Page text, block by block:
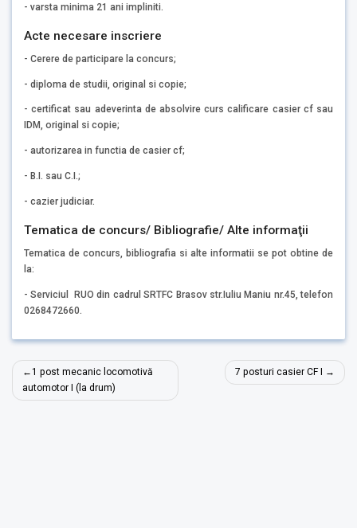
- varsta minima 21 ani impliniti.
Acte necesare inscriere
- Cerere de participare la concurs;
- diploma de studii, original si copie;
- certificat sau adeverinta de absolvire curs calificare casier cf sau
IDM, original si copie;
- autorizarea in functia de casier cf;
- B.I. sau C.I.;
- cazier judiciar.
Tematica de concurs/ Bibliografie/ Alte informaţii
Tematica de concurs, bibliografia si alte informatii se pot obtine de
la:
- Serviciul RUO din cadrul SRTFC Brasov str.Iuliu Maniu nr.45, telefon
0268472660.
Navigare
în
1 post mecanic locomotivă
automotor I (la drum)
7 posturi casier CF I